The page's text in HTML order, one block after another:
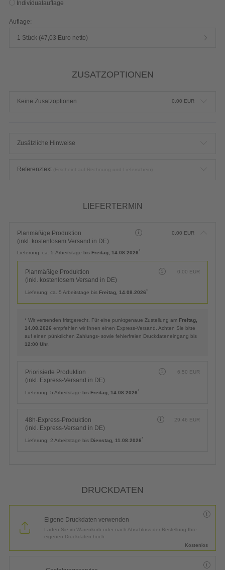
Individualauflage
Auflage:
1 Stück (47,03 Euro netto)
ZUSATZOPTIONEN
Keine Zusatzoptionen 0,00 EUR
Zusätzliche Hinweise
Referenztext
LIEFERTERMIN
Planmäßige Produktion
(inkl. kostenlosem Versand in DE)
0,00 EUR
Lieferung: ca. 5 Arbeitstage bis Freitag, 14.08.2026*
Planmäßige Produktion
(inkl. kostenlosem Versand in DE)
0,00 EUR
Lieferung: ca. 5 Arbeitstage bis Freitag, 14.08.2026*
* Wir versenden fristgerecht. Für eine punktgenaue Zustellung am Freitag,
14.08.2026 empfehlen wir Ihnen einen Express-Versand. Achten Sie bitte
auf einen pünktlichen Zahlungs- sowie fehlerfreien Druckdateneingang bis
12:00 Uhr
Priorisierte Produktion
(inkl. Express-Versand in DE)
6,50 EUR
Lieferung: 5 Arbeitstage bis Freitag, 14.08.2026*
48h-Express-Produktion
(inkl. Express-Versand in DE)
29,46 EUR
Lieferung: 2 Arbeitstage bis Dienstag, 11.08.2026*
DRUCKDATEN
Eigene Druckdaten verwenden
Laden Sie im Warenkorb oder nach Abschluss der Bestellung Ihre
eigenen Druckdaten hoch.
Kostenlos